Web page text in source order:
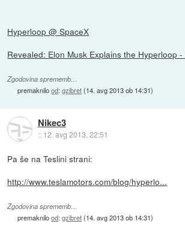
Hyperloop @ SpaceX
Revealed: Elon Musk Explains the Hyperloop
Zgodovina sprememb…
premaknilood:gzibret(14. avg 2013 ob 14:31)
Nikec3
:: 12. avg 2013, 22:51
Pa še na Teslini strani:
http://www.teslamotors.com/blog/hyperlo...
Zgodovina sprememb…
premaknilood:gzibret(14. avg 2013 ob 14:31)